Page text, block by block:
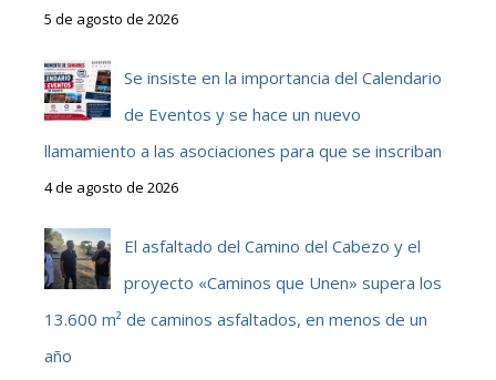
5 de agosto de 2026
Se insiste en la importancia del Calendario
de Eventos y se hace un nuevo
llamamiento a las asociaciones para que se inscriban
4 de agosto de 2026
El asfaltado del Camino del Cabezo y el
proyecto «Caminos que Unen» supera los
13.600 m² de caminos asfaltados, en menos de un
año